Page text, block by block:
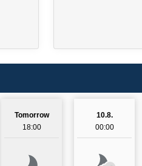
Tomorrow
18:00
10.8.
00:00